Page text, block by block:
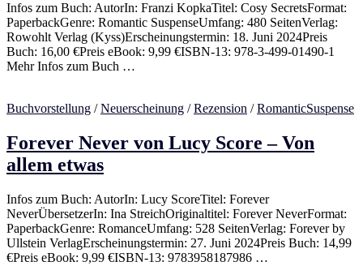
Infos zum Buch: AutorIn: Franzi KopkaTitel: Cosy SecretsFormat:
PaperbackGenre: Romantic SuspenseUmfang: 480 SeitenVerlag:
Rowohlt Verlag (Kyss)Erscheinungstermin: 18. Juni 2024Preis
Buch: 16,00 €Preis eBook: 9,99 €ISBN-13: 978-3-499-01490-1
Mehr Infos zum Buch …
Buchvorstellung /Neuerscheinung /Rezension /RomanticSuspense
Forever Never von Lucy Score – Von
allem etwas
Infos zum Buch: AutorIn: Lucy ScoreTitel: Forever
NeverÜbersetzerIn: Ina StreichOriginaltitel: Forever NeverFormat:
PaperbackGenre: RomanceUmfang: 528 SeitenVerlag: Forever by
Ullstein VerlagErscheinungstermin: 27. Juni 2024Preis Buch: 14,99
€Preis eBook: 9,99 €ISBN-13: 9783958187986 …